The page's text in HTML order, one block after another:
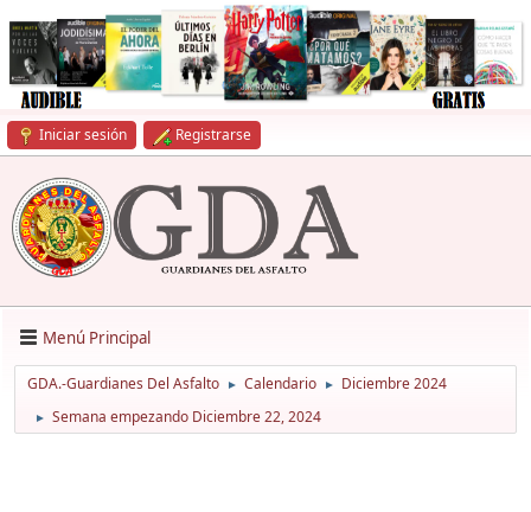
Iniciar sesión Registrarse
Menú Principal
GDA.-Guardianes Del Asfalto ► Calendario ► Diciembre 2024
► Semana empezando Diciembre 22, 2024